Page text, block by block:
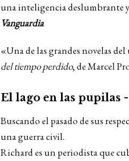
una inteligencia deslumbrante
Vanguardia
«Una de las grandes novelas
del tiempo perdido, de Marcel
El lago en las pupilas -
Buscando el pasado de sus
una guerra civil.
Richard es un periodista que